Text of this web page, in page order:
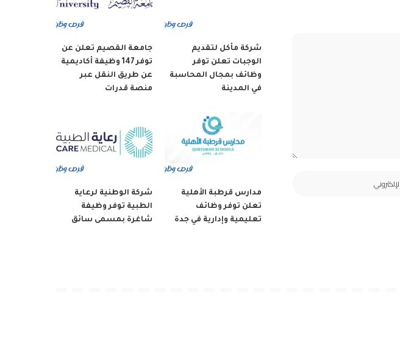
شركة مأكل لتقديم
الوجبات تعلن توفر
وظائف بمجال المحاسبة
في المدينة
جامعة القصيم تعلن عن
توفر 147 وظيفة أكاديمية
عن طريق النقل عبر
منصة قدرات
مدارس قرطبة الأهلية
تعلن توفر وظائف
تعليمية وإدارية في جدة
شركة الوطنية لرعاية
الطبية توفر وظيفة
شاغرة بمسمى سائق